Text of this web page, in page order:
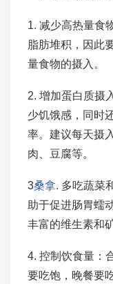
1. 减少高热量食
脂肪堆积，因此
量食物的摄入。
2. 增加蛋白质摄
少饥饿感，同时
率。建议每天摄
肉、豆腐等。
3桑拿. 多吃蔬菜
助于促进肠胃蠕
丰富的维生素和
4. 控制饮食量：
要吃饱，晚餐要